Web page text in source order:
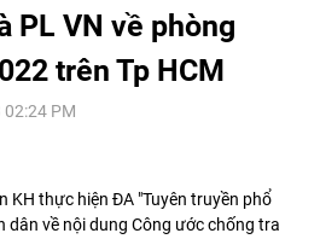
PL VN về phòng
trên Tp HCM
PM
KH thực hiện ĐA "Tuyên truyền phổ
dân về nội dung Công ước chống tra